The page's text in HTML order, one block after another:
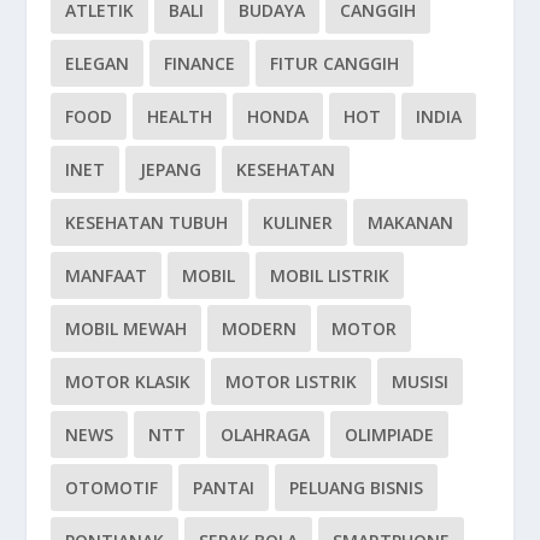
ATLETIK BALI BUDAYA CANGGIH
ELEGAN FINANCE FITUR CANGGIH
FOOD HEALTH HONDA HOT INDIA
INET JEPANG KESEHATAN
KESEHATAN TUBUH KULINER MAKANAN
MANFAAT MOBIL MOBIL LISTRIK
MOBIL MEWAH MODERN MOTOR
MOTOR KLASIK MOTOR LISTRIK MUSISI
NEWS NTT OLAHRAGA OLIMPIADE
OTOMOTIF PANTAI PELUANG BISNIS